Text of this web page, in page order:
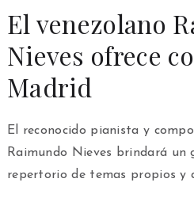
El venezolano
Nieves ofrece
Madrid
El reconocido pianista y
Raimundo Nieves brindará un
repertorio de temas propios y